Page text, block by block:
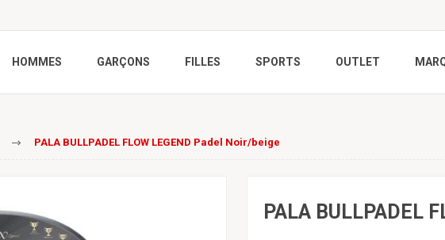
HOMMES GARÇONS FILLES SPORTS OUTLET
PALA BULLPADEL FLOW LEGEND Padel Noir/beige
PALA BULLPADEL